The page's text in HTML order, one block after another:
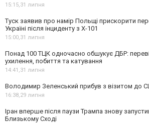
15:15,31 липня
Туск заявив про намір Польщі прискорити
Україні після інциденту з Х-101
15:00,31 липня
Понад 100 ТЦК одночасно обшукує ДБР:
ухилення, побиття та катування
14:41,31 липня
Володимир Зеленський прибув з візитом до
16:38,29 липня
Іран вперше після паузи Трампа знову
Близькому Сході